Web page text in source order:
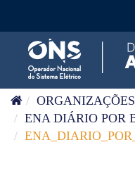
ORGANIZAÇÕES
ENA DIÁRIO POR